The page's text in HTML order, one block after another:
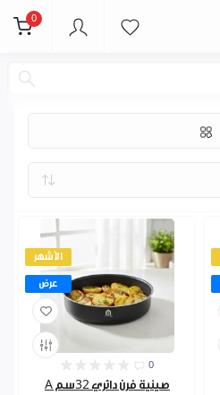
0
الأشهر
عرض
0
صينية فرن دائري 32سم A